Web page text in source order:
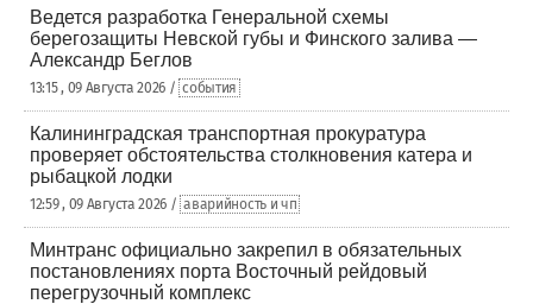
Ведется разработка Генеральной схемы
берегозащиты Невской губы и Финского залива —
Александр Беглов
13:15 , 09 Августа 2026 / события
Калининградская транспортная прокуратура
проверяет обстоятельства столкновения катера и
рыбацкой лодки
12:59 , 09 Августа 2026 / аварийность и чп
Минтранс официально закрепил в обязательных
постановлениях порта Восточный рейдовый
перегрузочный комплекс